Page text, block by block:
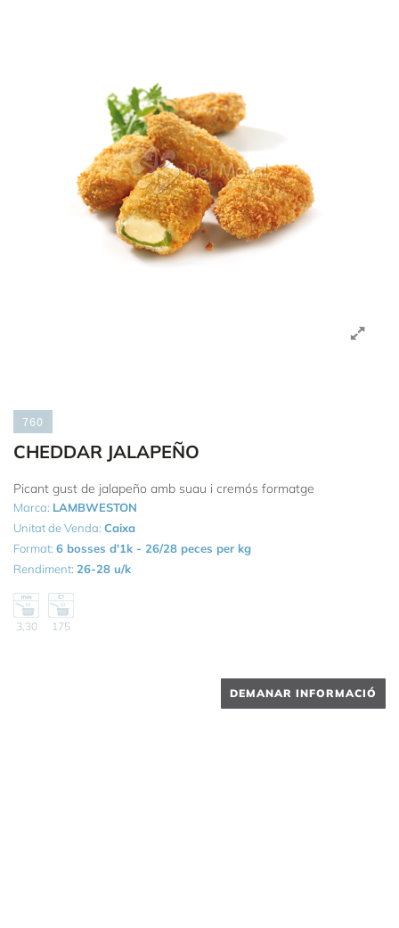
760
CHEDDAR JALAPEÑO
Picant gust de jalapeño amb suau i cremós formatge
Marca: LAMBWESTON
Unitat de Venda: Caixa
Format: 6 bosses d'1k - 26/28 peces per kg
Rendiment: 26-28 u/k
3,30 175
DEMANAR INFORMACIÓ